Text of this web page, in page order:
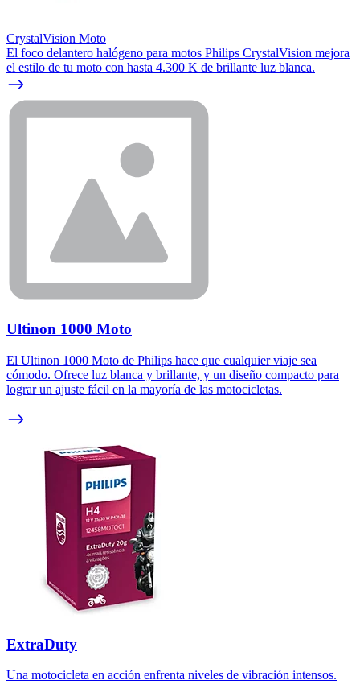
CrystalVision Moto
El foco delantero halógeno para motos Philips CrystalVision mejora
el estilo de tu moto con hasta 4.300 K de brillante luz blanca.
Ultinon 1000 Moto
El Ultinon 1000 Moto de Philips hace que cualquier viaje sea
cómodo. Ofrece luz blanca y brillante, y un diseño compacto para
lograr un ajuste fácil en la mayoría de las motocicletas.
ExtraDuty
Una motocicleta en acción enfrenta niveles de vibración intensos.